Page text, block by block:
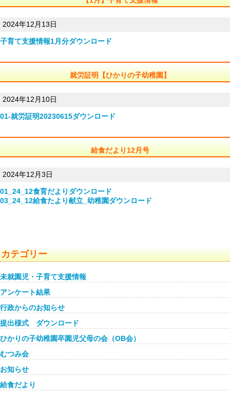
2024年12月13日
子育て支援情報1月分ダウンロード
就労証明【ひかりの子幼稚園】
2024年12月10日
01-就労証明20230615ダウンロード
給食だより12月号
2024年12月3日
01_24_12食育だより ダウンロード
03_24_12給食たより献立_幼稚園ダウンロード
カテゴリー
未就園児・子育て支援情報
アンケート結果
行政からのお知らせ
提出様式 ダウンロード
ひかりの子幼稚園卒園児父母の会（OB会）
むつみ会
お知らせ
給食だより